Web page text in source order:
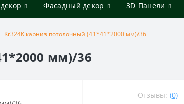
Фасадный декор 3D Панели
Kr324K карниз потолочный (41*41*2000 мм)/36
мм)/36
Отзывы: (0)